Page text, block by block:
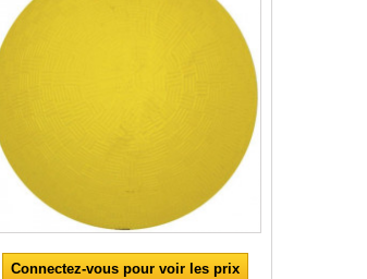
Connectez-vous pour voir les prix